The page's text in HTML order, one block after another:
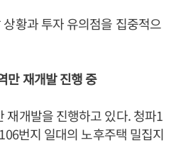
황과 투자 유의점을 집중적으
만 재개발 진행 중
재개발을 진행하고 있다. 청파1
번지 일대의 노후주택 밀집지